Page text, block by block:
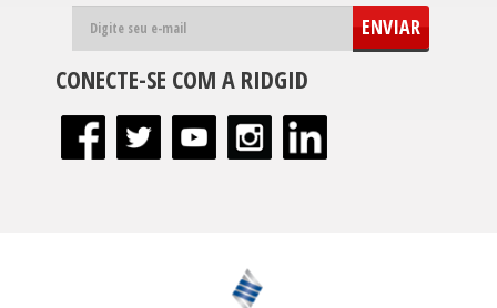
ENVIAR
CONECTE-SE COM A RIDGID